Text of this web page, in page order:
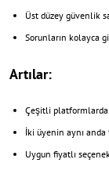
Üst düzey güvenlik
Sorunların kolayca
Artılar:
Çeşitli
İki üyenin aynı
Uygun fiyatlı